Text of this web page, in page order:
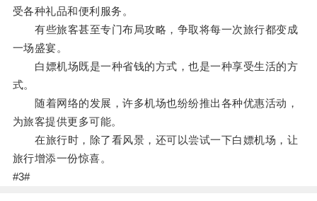
受各种礼品和便利服务。
有些旅客甚至专门布局攻略，争取将每一次旅行都变成
一场盛宴。
白嫖机场既是一种省钱的方式，也是一种享受生活的方
式。
随着网络的发展，许多机场也纷纷推出各种优惠活动，
为旅客提供更多可能。
在旅行时，除了看风景，还可以尝试一下白嫖机场，让
旅行增添一份惊喜。
#3#